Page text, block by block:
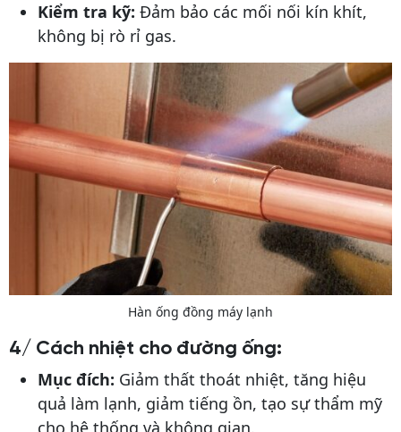
Kiểm tra kỹ: Đảm bảo các mối nối kín khít,
không bị rò rỉ gas.
Hàn ống đồng máy lạnh
4/ Cách nhiệt cho đường ống:
Mục đích: Giảm thất thoát nhiệt, tăng hiệu
quả làm lạnh, giảm tiếng ồn, tạo sự thẩm mỹ
cho hệ thống và không gian.